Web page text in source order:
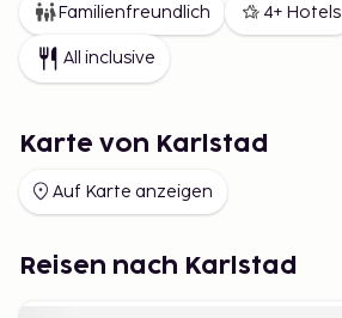
Familienfreundlich 4+ Hotels
All inclusive
Karte von Karlstad
Auf Karte anzeigen
Reisen nach Karlstad